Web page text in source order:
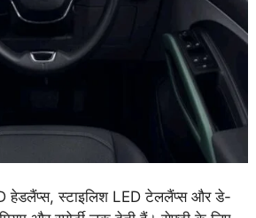
हेडलैंप्स, स्टाइलिश LED टेललैंप्स और डे-